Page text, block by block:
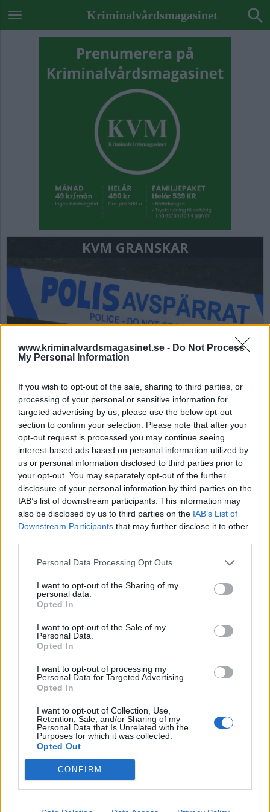
www.kriminalvardsmagasinet.se - Do Not Process
My Personal Information
If you wish to opt-out of the sale, sharing to third parties, or
processing of your personal or sensitive information for
targeted advertising by us, please use the below opt-out
section to confirm your selection. Please note that after your
opt-out request is processed you may continue seeing
interest-based ads based on personal information utilized by
us or personal information disclosed to third parties prior to
your opt-out. You may separately opt-out of the further
disclosure of your personal information by third parties on the
IAB’s list of downstream participants. This information may
also be disclosed by us to third parties on the IAB’s List of
Downstream Participants that may further disclose it to other
Personal Data Processing Opt Outs
I want to opt-out of the Sharing of my
personal data.
Opted In
I want to opt-out of the Sale of my
Personal Data.
Opted In
I want to opt-out of processing my
Personal Data for Targeted Advertising.
Opted In
I want to opt-out of Collection, Use,
Retention, Sale, and/or Sharing of my
Personal Data that Is Unrelated with the
Purposes for which it was collected.
Opted Out
CONFIRM
Kriminalvårdsmagasinet
KVM GRANSKAR
Misshandel på anstalten
Gävle – personal väntade
med att ringa polis
Av Ricard A R Nilsson 2025-07-11
En misstänkt grov misshandel har inträffat på
anstalten Gävle. Kriminalvårdspersonal
avvaktade i över sju timmar med att tillkalla
polis.
Börja prenumerera för att läsa detta innehåll.
Username or E-mail
Password
Remember Me
Forgot Password
Stöd Kriminalvårdsmagasinets bevakning av Kriminalvården
Publicerad2025-07-11